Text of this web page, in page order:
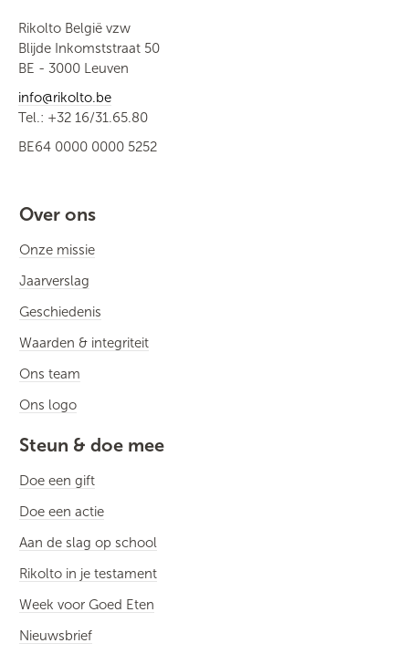
Rikolto België vzw
Blijde Inkomststraat 50
BE - 3000 Leuven
info@rikolto.be
Tel.: +32 16/31.65.80
BE64 0000 0000 5252
Over ons
Onze missie
Jaarverslag
Geschiedenis
Waarden & integriteit
Ons team
Ons logo
Steun & doe mee
Doe een gift
Doe een actie
Aan de slag op school
Rikolto in je testament
Week voor Goed Eten
Nieuwsbrief